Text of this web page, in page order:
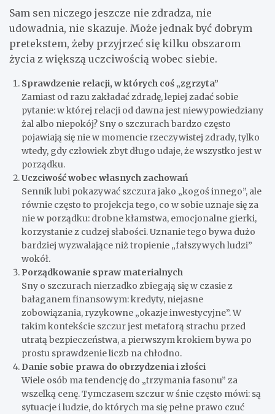
Sam sen niczego jeszcze nie zdradza, nie
udowadnia, nie skazuje. Może jednak być dobrym
pretekstem, żeby przyjrzeć się kilku obszarom
życia z większą uczciwością wobec siebie.
Sprawdzenie relacji, w których coś „zgrzyta”
Zamiast od razu zakładać zdradę, lepiej zadać sobie
pytanie: w której relacji od dawna jest niewypowiedziany
żal albo niepokój? Sny o szczurach bardzo często
pojawiają się nie w momencie rzeczywistej zdrady, tylko
wtedy, gdy człowiek zbyt długo udaje, że wszystko jest w
porządku.
Uczciwość wobec własnych zachowań
Sennik lubi pokazywać szczura jako „kogoś innego”, ale
równie często to projekcja tego, co w sobie uznaje się za
nie w porządku: drobne kłamstwa, emocjonalne gierki,
korzystanie z cudzej słabości. Uznanie tego bywa dużo
bardziej wyzwalające niż tropienie „fałszywych ludzi”
wokół.
Porządkowanie spraw materialnych
Sny o szczurach nierzadko zbiegają się w czasie z
bałaganem finansowym: kredyty, niejasne
zobowiązania, ryzykowne „okazje inwestycyjne”. W
takim kontekście szczur jest metaforą strachu przed
utratą bezpieczeństwa, a pierwszym krokiem bywa po
prostu sprawdzenie liczb na chłodno.
Danie sobie prawa do obrzydzenia i złości
Wiele osób ma tendencję do „trzymania fasonu” za
wszelką cenę. Tymczasem szczur w śnie często mówi: są
sytuacje i ludzie, do których ma się pełne prawo czuć